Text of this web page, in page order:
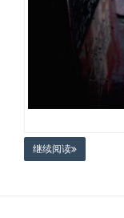
继续阅读